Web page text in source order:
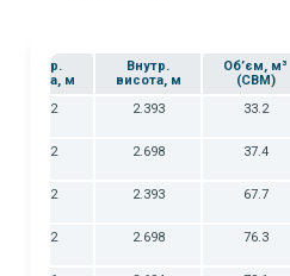
Внутр.
ширина, м
Внутр.
висота, м
Об’єм, м³
(CBM)
2.352 2.393 33.2
2.352
2.698 37.4
2.352
2.393 67.7
2.352
2.698 76.3